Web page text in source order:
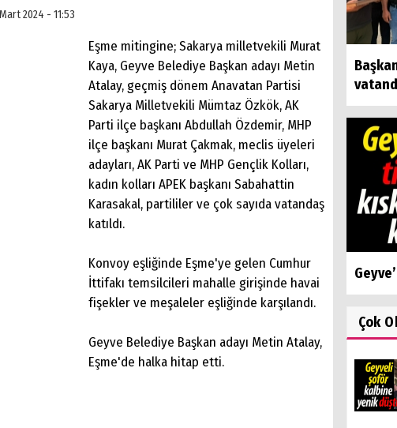
2024 - 11:53
Eşme mitingine; Sakarya milletvekili Murat
Kaya, Geyve Belediye Başkan adayı Metin
Atalay, geçmiş dönem Anavatan Partisi
Sakarya Milletvekili Mümtaz Özkök, AK
Parti ilçe başkanı Abdullah Özdemir, MHP
ilçe başkanı Murat Çakmak, meclis üyeleri
adayları, AK Parti ve MHP Gençlik Kolları,
kadın kolları APEK başkanı Sabahattin
Karasakal, partililer ve çok sayıda vatandaş
katıldı.
Konvoy eşliğinde Eşme'ye gelen Cumhur
İttifakı temsilcileri mahalle girişinde havai
fişekler ve meşaleler eşliğinde karşılandı.
Geyve Belediye Başkan adayı Metin Atalay,
Eşme'de halka hitap etti.
Çok